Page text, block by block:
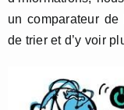
un comparateur
de trier et d’y voir